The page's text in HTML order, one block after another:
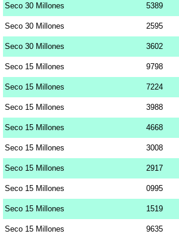
Seco 30 Millones 5389
Seco 30 Millones 2595
Seco 30 Millones 3602
Seco 15 Millones 9798
Seco 15 Millones 7224
Seco 15 Millones 3988
Seco 15 Millones 4668
Seco 15 Millones 3008
Seco 15 Millones 2917
Seco 15 Millones 0995
Seco 15 Millones 1519
Seco 15 Millones 9635